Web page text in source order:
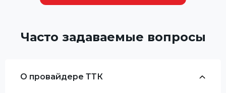
Часто задаваемые вопросы
О провайдере ТТК